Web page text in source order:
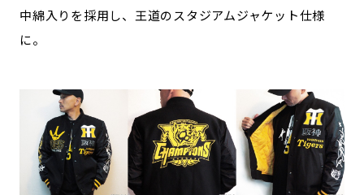
中綿入りを採用し、王道のスタジアムジャケット仕様
に。